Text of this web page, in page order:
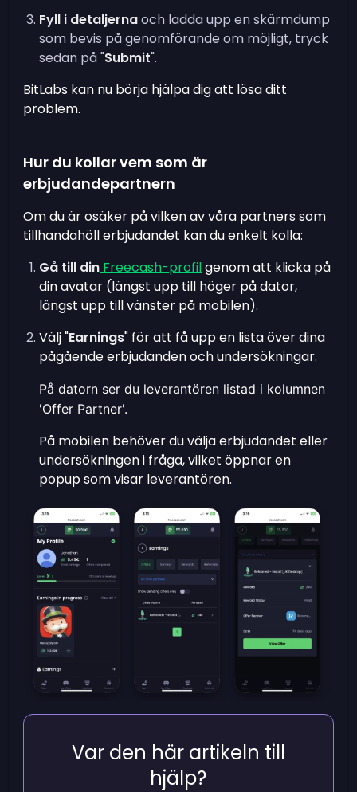
Fyll i detaljernaoch ladda upp en skärmdump
som bevis på genomförande om möjligt, tryck
sedan på "Submit".
BitLabs kan nu börja hjälpa dig att lösa ditt
problem.
Hur du kollar vem som är
erbjudandepartnern
Om du är osäker på vilken av våra partners som
tillhandahöll erbjudandet kan du enkelt kolla:
Gå till din Freecash-profilgenom att klicka på
din avatar (längst upp till höger på dator,
längst upp till vänster på mobilen).
Välj "Earnings" för att få upp en lista över dina
pågående erbjudanden och undersökningar.
På datorn ser du leverantören listad i kolumnen
'Offer Partner'.
På mobilen behöver du välja erbjudandet eller
undersökningen i fråga, vilket öppnar en
popup som visar leverantören.
Var den här artikeln till
hjälp?